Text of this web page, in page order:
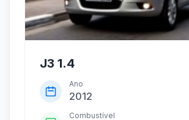
J3 1.4
Ano
2012
Combustível